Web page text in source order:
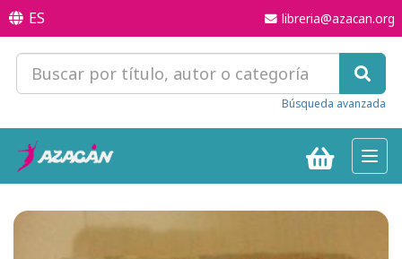
ES libreria@azacan.org
Búsqueda avanzada